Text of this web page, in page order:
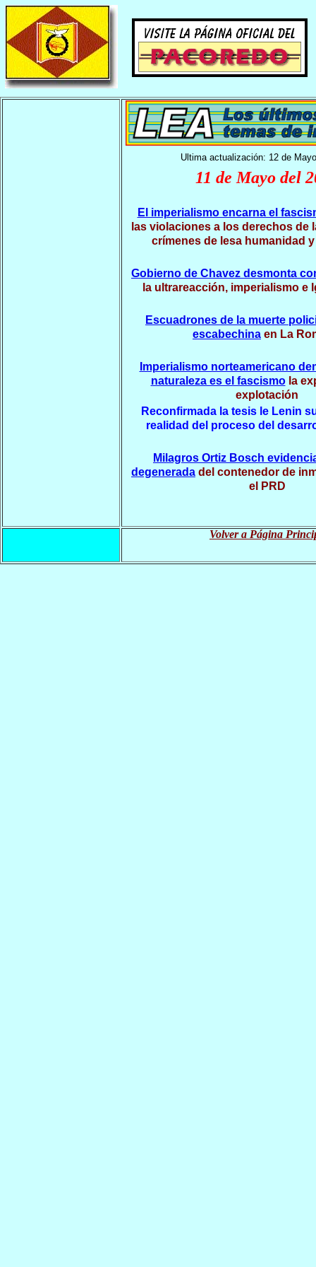
Ultima actualización: 12 de
11 de Mayo del
El imperialismo encarna el
las violaciones a los derechos de
crímenes de lesa humanidad
Gobierno de Chavez desmonta
la ultrareacción, imperialismo e
Escuadrones de la muerte
escabechina en La
Imperialismo norteamericano
naturaleza es el fascismola
explotación
Reconfirmada la tesis le Lenin
realidad del proceso del
Milagros Ortiz Bosch
degenerada del contenedor de
el PRD
Volver a Página